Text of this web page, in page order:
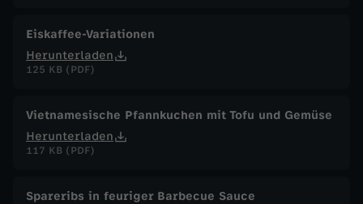
Eiskaffee-Variationen
Herunterladen
125 KB (PDF)
Vietnamesische Pfannkuchen mit Tofu und Gemüse
Herunterladen
117 KB (PDF)
Spareribs in feuriger Barbecue Sauce